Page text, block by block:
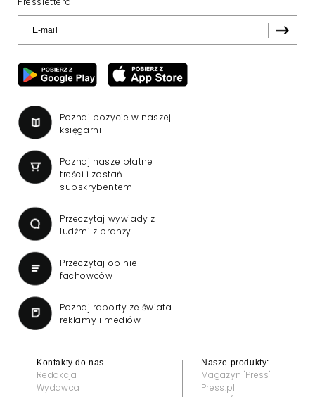
Poznaj pozycje w naszej
księgarni
Poznaj nasze płatne
treści i zostań
subskrybentem
Przeczytaj wywiady z
ludźmi z branży
Przeczytaj opinie
fachowców
Poznaj raporty ze świata
reklamy i mediów
Kontakty do nas
Redakcja
Wydawca
Nasze produkty:
Magazyn "Press"
Press.pl